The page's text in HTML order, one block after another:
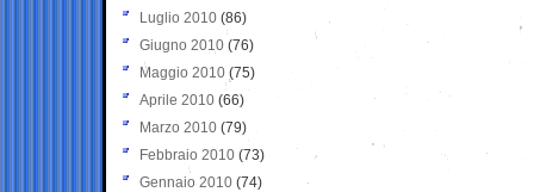
Luglio 2010 (86)
Giugno 2010 (76)
Maggio 2010 (75)
Aprile 2010 (66)
Marzo 2010 (79)
Febbraio 2010 (73)
Gennaio 2010 (74)